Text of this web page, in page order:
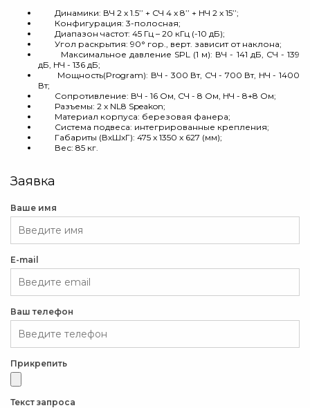
Динамики: ВЧ 2 x 1.5’’ + CЧ 4 x 8’’ + НЧ 2 x 15’’;
Конфигурация: 3-полосная;
Диапазон частот: 45 Гц – 20 кГц (-10 дБ);
Угол раскрытия: 90° гор., верт. зависит от наклона;
Максимальное давление SPL (1 м): ВЧ - 141 дБ, CЧ - 139
дБ, НЧ - 136 дБ;
Мощность(Program): ВЧ - 300 Вт, CЧ - 700 Вт, НЧ - 1400
Вт;
Сопротивление: ВЧ - 16 Ом, CЧ - 8 Ом, НЧ - 8+8 Ом;
Разъемы: 2 x NL8 Speakon;
Материал корпуса: березовая фанера;
Система подвеса: интегрированные крепления;
Габариты (ВхШхГ): 475 x 1350 x 627 (мм);
Вес: 85 кг.
Заявка
Ваше имя
E-mail
Ваш телефон
Прикрепить
Текст запроса